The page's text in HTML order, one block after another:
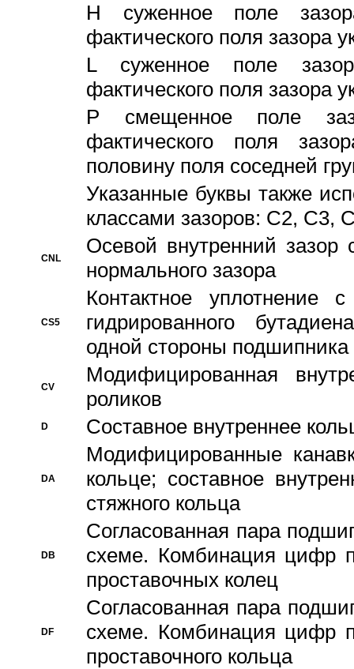
H суженное поле
фактического поля зазора
L суженное поле
фактического поля зазора
P смещенное поле
фактического поля
половину поля соседней
Указанные буквы также
классами зазоров: С2,
CNL
Осевой внутренний зазор
нормального зазора
CS5
Контактное уплотнение
гидрированного
одной стороны подшипника
CV
Модифицированная
роликов
D Составное внутреннее
DA
Модифицированные
кольце; составное
стяжного кольца
DB
Согласованная пара
схеме. Комбинация цифр
проставочных колец
DF
Согласованная пара
схеме. Комбинация цифр
проставочного кольца